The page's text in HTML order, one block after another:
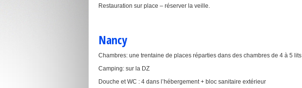
Restauration sur place – réserver la veille.
Nancy
Chambres: une trentaine de places réparties dans des chambres de 4 à 5 lits
Camping: sur la DZ
Douche et WC : 4 dans l’hébergement + bloc sanitaire extérieur